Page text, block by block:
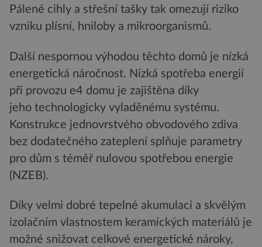
Pálené cihly a střešní tašky tak omezují riziko
vzniku plísní, hniloby a mikroorganismů.
Další nespornou výhodou těchto domů je nízká
energetická náročnost. Nízká spotřeba energií
při provozu e4 domu je zajištěna díky
jeho technologicky vyladěnému systému.
Konstrukce jednovrstvého obvodového zdiva
bez dodatečného zateplení splňuje parametry
pro dům s téměř nulovou spotřebou energie
(NZEB).
Díky velmi dobré tepelné akumulaci a skvělým
izolačním vlastnostem keramických materiálů je
možné snižovat celkové energetické nároky,